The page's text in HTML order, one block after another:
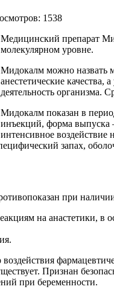
1538
Медицинский препарат
молекулярном уровне.
Мидокалм можно назвать
анестетические
деятельность организма.
Мидокалм показан в
инъекций, форма выпуска
интенсивное
запах,
при
на анастетики, в
Признан
при беременности.